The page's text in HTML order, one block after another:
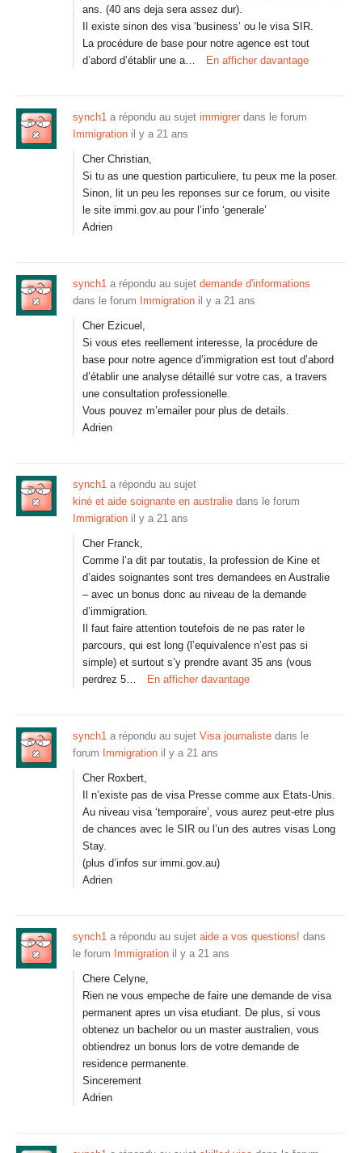
ans. (40 ans deja sera assez dur).
Il existe sinon des visa ‘business’ ou le visa SIR.
La procédure de base pour notre agence est tout
d’abord d’établir une a…
En afficher davantage
synch1 a répondu au sujet immigrer dans le forum
Immigration il y a 21 ans
Cher Christian,
Si tu as une question particuliere, tu peux me la poser.
Sinon, lit un peu les reponses sur ce forum, ou visite
le site immi.gov.au pour l’info ‘generale’
Adrien
synch1 a répondu au sujet demande d'informations
dans le forum Immigration il y a 21 ans
Cher Ezicuel,
Si vous etes reellement interesse, la procédure de
base pour notre agence d’immigration est tout d’abord
d’établir une analyse détaillé sur votre cas, a travers
une consultation professionelle.
Vous pouvez m’emailer pour plus de details.
Adrien
synch1 a répondu au sujet
kiné et aide soignante en australie dans le forum
Immigration il y a 21 ans
Cher Franck,
Comme l’a dit par toutatis, la profession de Kine et
d’aides soignantes sont tres demandees en Australie
– avec un bonus donc au niveau de la demande
d’immigration.
Il faut faire attention toutefois de ne pas rater le
parcours, qui est long (l’equivalence n’est pas si
simple) et surtout s’y prendre avant 35 ans (vous
perdrez 5…
En afficher davantage
synch1 a répondu au sujet Visa journaliste dans le
forum Immigration il y a 21 ans
Cher Roxbert,
Il n’existe pas de visa Presse comme aux Etats-Unis.
Au niveau visa ‘temporaire’, vous aurez peut-etre plus
de chances avec le SIR ou l’un des autres visas Long
Stay.
(plus d’infos sur immi.gov.au)
Adrien
synch1 a répondu au sujet aide a vos questions! dans
le forum Immigration il y a 21 ans
Chere Celyne,
Rien ne vous empeche de faire une demande de visa
permanent apres un visa etudiant. De plus, si vous
obtenez un bachelor ou un master australien, vous
obtiendrez un bonus lors de votre demande de
residence permanente.
Sincerement
Adrien